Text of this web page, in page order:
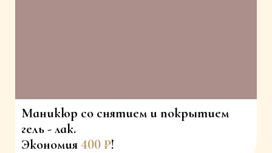
Маникюр со снятием и покрытием
гель - лак.
Экономия 400 ₽!